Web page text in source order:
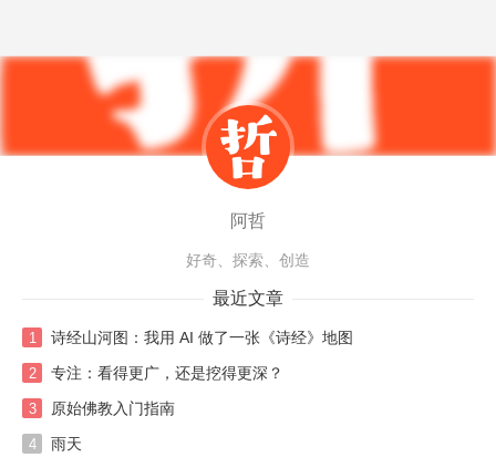
阿哲
好奇、探索、创造
最近文章
1 诗经山河图：我用 AI 做了一张《诗经》地图
2 专注：看得更广，还是挖得更深？
3 原始佛教入门指南
4 雨天